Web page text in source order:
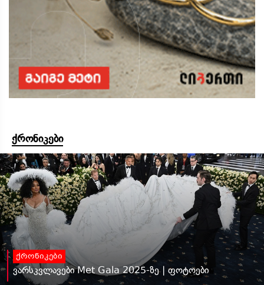
ქრონიკები
ქრონიკები
ვარსკვლავები Met Gala 2025-ზე | ფოტოები